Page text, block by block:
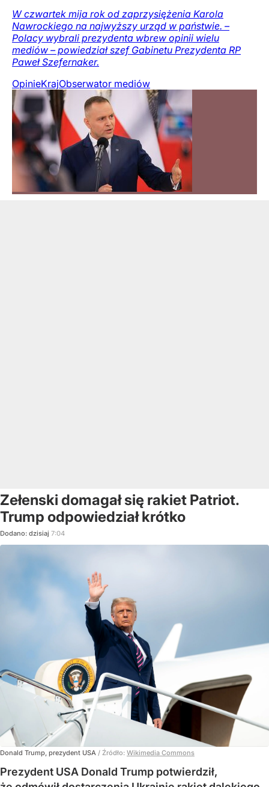
W czwartek mija rok od zaprzysiężenia Karola
Nawrockiego na najwyższy urząd w państwie. –
Polacy wybrali prezydenta wbrew opinii wielu
mediów – powiedział szef Gabinetu Prezydenta RP
Paweł Szefernaker.
OpinieKrajObserwator mediów
Zełenski domagał się rakiet Patriot.
Trump odpowiedział krótko
Dodano: dzisiaj 7:04
Donald Trump, prezydent USA / Źródło: Wikimedia Commons
Prezydent USA Donald Trump potwierdził,